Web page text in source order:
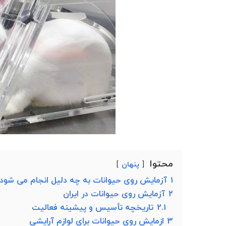
محتوا پنهان
1 آزمایش روی حیوانات به چه دلیل انجام می
2 آزمایش روی حیوانات در ایران
2.1 تاریخچه تأسیس و پیشینه فعالیت
3 ازمایش روی حیوانات برای لوازم آرایشی